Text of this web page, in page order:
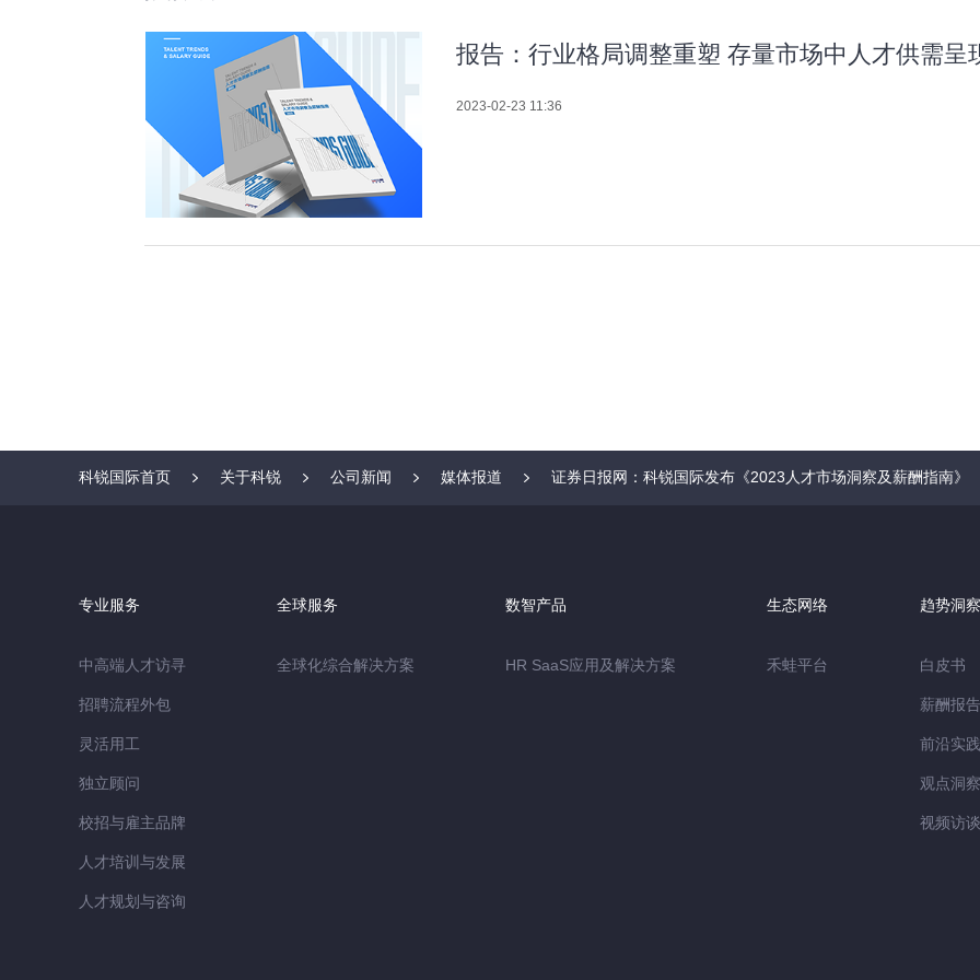
报告：行业格局调整重塑 存量市场中人才供需呈
2023-02-23 11:36
科锐国际首页 关于科锐 公司新闻 媒体报道 证券日报网：科锐国际发布《2023人才市场洞察及薪酬指南》
专业服务
中高端人才访寻
招聘流程外包
灵活用工
独立顾问
校招与雇主品牌
人才培训与发展
人才规划与咨询
全球服务
全球化综合解决方案
数智产品
HR SaaS应用及解决方案
生态网络
禾蛙平台
趋势洞察
白皮书
薪酬报告
前沿实践
观点洞察
视频访谈